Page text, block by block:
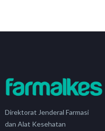
Direktorat Jenderal Farmasi
dan Alat Kesehatan